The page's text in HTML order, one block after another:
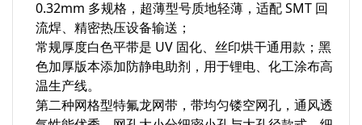
0.32mm 多规格，超薄型号质地轻薄，适配 SMT 回
流焊、精密热压设备输送；
常规厚度白色平带是 UV 固化、丝印烘干通用款；黑
色加厚版本添加防静电助剂，用于锂电、化工涂布高
温生产线。
第二种网格型特氟龙网带，带均匀镂空网孔，通风透